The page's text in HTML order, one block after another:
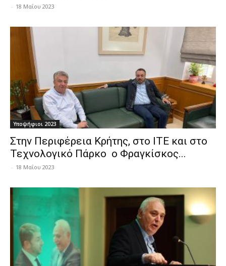
- 18 Μαΐου 2023
Υποψήφιοι 2023
Στην Περιφέρεια Κρήτης, στο ΙΤΕ και στο
Τεχνολογικό Πάρκο ο Φραγκίσκος...
- 18 Μαΐου 2023